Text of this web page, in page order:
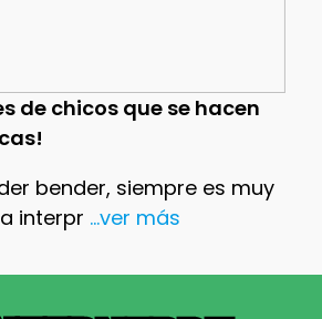
de chicos que se hacen
bender, siempre es muy
interpr ...ver más